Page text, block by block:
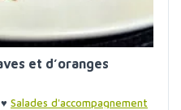
et d’oranges
♥ Salades d'accompagnement